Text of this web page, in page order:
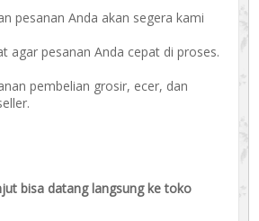
pesanan Anda akan segera kami
agar pesanan Anda cepat di proses.
pembelian grosir, ecer, dan
bisa datang langsung ke toko